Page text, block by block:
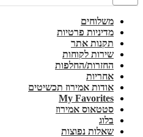
משלוחים
מדיניות פרטיות
תקנות אתר
שירות לקוחות
החזרות/החלפות
אחריות
אודות אמירוז תכשיטים
My Favorites
סטטאוס אמירוז
בלוג
שאלות נפוצות